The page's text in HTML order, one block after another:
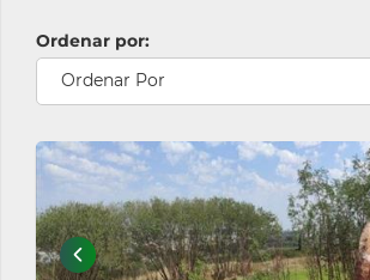
Ordenar por:
Ordenar Por
Maior Valor
Menor Valor
Maior Área Total
Menor Área Total